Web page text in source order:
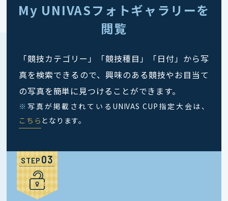
My UNIVASフォトギャラリーを
閲覧
「競技カテゴリー」「競技種目」「日付」から写
真を検索できるので、興味のある競技やお目当て
の写真を簡単に見つけることができます。
※ 写真が掲載されているUNIVAS CUP指定大会は、
こちら となります。
STEP